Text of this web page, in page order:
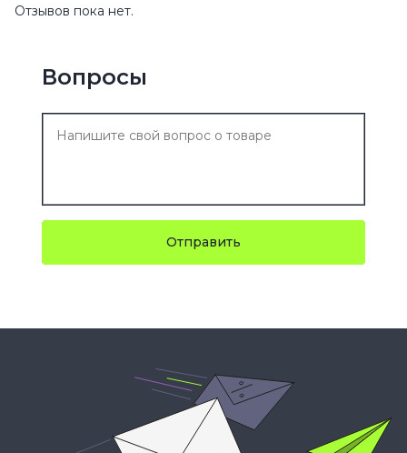
Отзывов пока нет.
Вопросы
Отправить